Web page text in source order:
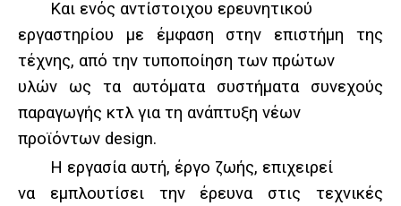
Και ενός αντίστοιχου ερευνητικού
εργαστηρίου με έμφαση στην επιστήμη της
τέχνης, από την τυποποίηση των πρώτων
υλών ως τα αυτόματα συστήματα συνεχούς
παραγωγής κτλ για τη ανάπτυξη νέων
προϊόντων design.
Η εργασία αυτή, έργο ζωής, επιχειρεί
να εμπλουτίσει την έρευνα στις τεχνικές